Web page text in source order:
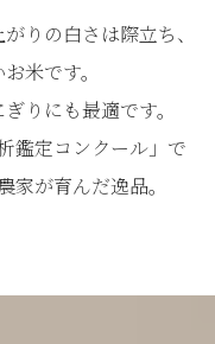
りの白さは際立ち、
米です。
りにも最適です。
鑑定コンクール」で
が育んだ逸品。